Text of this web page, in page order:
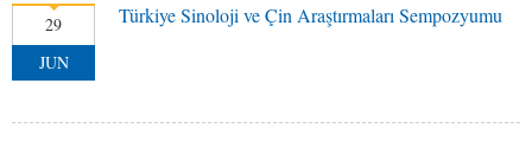
29
JUN
Türkiye Sinoloji ve Çin Araştırmaları Sempozyumu